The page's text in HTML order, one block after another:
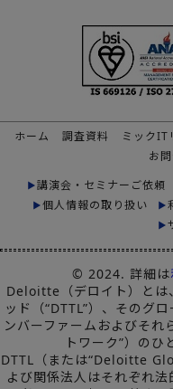
ホーム 調査資料 ミックIT
お
講演会・セミナーご依頼
個人情報の取り扱い
© 2024. 詳細は
Deloitte（デロイト）とは
ッド（“DTTL”）、そのグ
ンバーファームおよびそれ
トワーク”）のひ
DTTL（または“Deloitte
よび関係法人はそれぞれ